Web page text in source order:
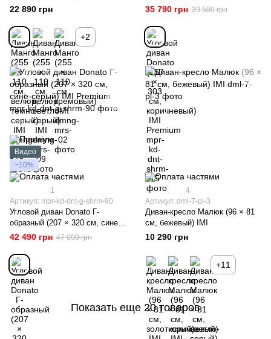
22 890 грн
+2
Premium
35 790 грн 39 500 грн
Видео
−10%
1
Артикул: mpr-kd-dnt-g-shrm-90
Угловой диван Donato Г-
образный (207 × 320 см, сине-
серый) IMI Premium
42 490 грн 47 000 грн
4
Артикул: dml-7-pl-3
Диван-кресло Малюк (96 × 81
см, бежевый) IMI
10 290 грн
+11
Показать еще 20 товаров